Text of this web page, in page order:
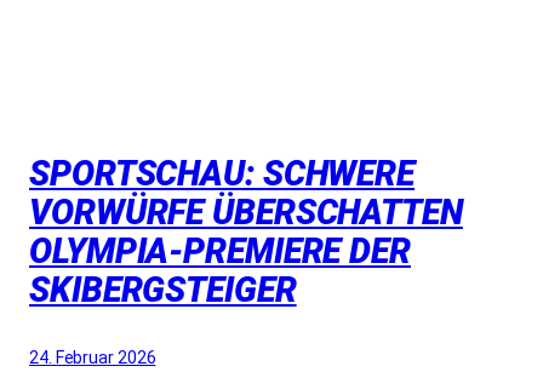
SPORTSCHAU: SCHWERE
VORWÜRFE ÜBERSCHATTEN
OLYMPIA-PREMIERE DER
SKIBERGSTEIGER
24. Februar 2026